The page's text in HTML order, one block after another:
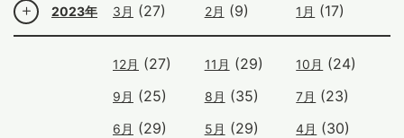
2023年 3月 (27) 2月 (9) 1月 (17)
12月 (27) 11月 (29) 10月 (24)
9月 (25) 8月 (35) 7月 (23)
6月 (29) 5月 (29) 4月 (30)